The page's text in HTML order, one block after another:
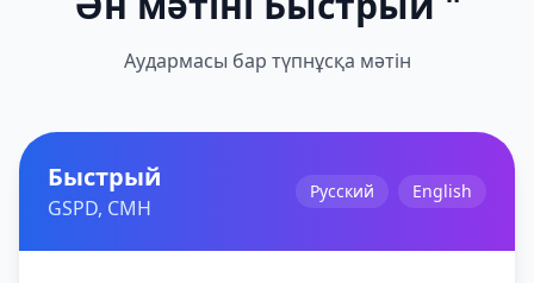
Аудармасы бар түпнұсқа мәтін
Быстрый
GSPD, CMH
Русский English